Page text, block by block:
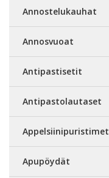
Annostelukauhat
Annosvuoat
Antipastisetit
Antipastolautaset
Appelsiinipuristimet
Apupöydät